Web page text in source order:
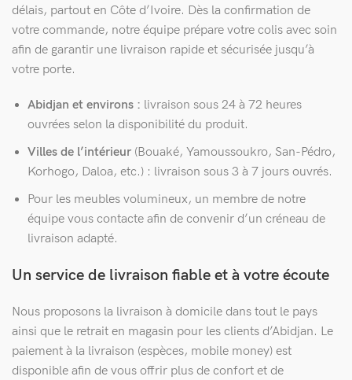
délais, partout en Côte d’Ivoire. Dès la confirmation de
votre commande, notre équipe prépare votre colis avec soin
afin de garantir une livraison rapide et sécurisée jusqu’à
votre porte.
Abidjan et environs : livraison sous 24 à 72 heures
ouvrées selon la disponibilité du produit.
Villes de l’intérieur (Bouaké, Yamoussoukro, San-Pédro,
Korhogo, Daloa, etc.) : livraison sous 3 à 7 jours ouvrés.
Pour les meubles volumineux, un membre de notre
équipe vous contacte afin de convenir d’un créneau de
livraison adapté.
Un service de livraison fiable et à votre écoute
Nous proposons la livraison à domicile dans tout le pays
ainsi que le retrait en magasin pour les clients d’Abidjan. Le
paiement à la livraison (espèces, mobile money) est
disponible afin de vous offrir plus de confort et de